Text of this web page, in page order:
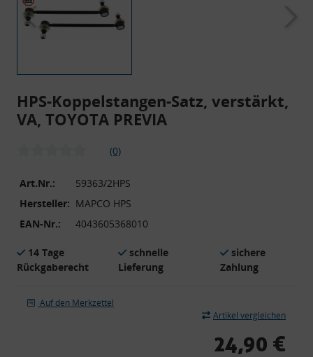
HPS-Koppelstangen-Satz, verstärkt,
VA, TOYOTA PREVIA
(0)
Art.Nr.:
59363/2HPS
Hersteller: MAPCO HPS
EAN-Nr.:
4043605368010
14 Tage
Rückgaberecht
schnelle
Lieferung
sichere
Zahlung
Auf den Merkzettel
Artikel vergleichen
24,90 €